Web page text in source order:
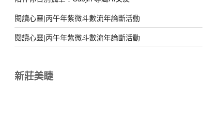
閱讀心靈|丙午年紫微斗數流年論斷活動
閱讀心靈|丙午年紫微斗數流年論斷活動
新莊美睫